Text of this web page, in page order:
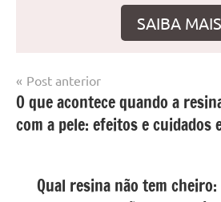
SAIBA MAIS
Marcado
com
mesa
Mesa
Mesa
resinada
Navegação
de
Post
Post anterior
O que acontece quando a
com a pele: efeitos e cuidados
Qual resina não tem